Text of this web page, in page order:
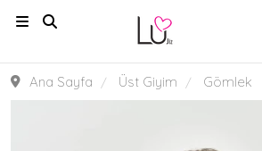
Ana Sayfa Üst Giyim Gömlek